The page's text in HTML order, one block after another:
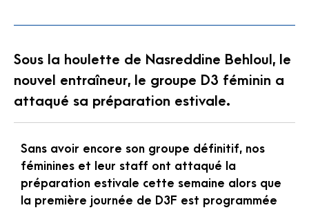
Sous la houlette de Nasreddine Behloul, le
nouvel entraîneur, le groupe D3 féminin a
attaqué sa préparation estivale.
Sans avoir encore son groupe définitif, nos
féminines et leur staff ont attaqué la
préparation estivale cette semaine alors que
la première journée de D3F est programmée